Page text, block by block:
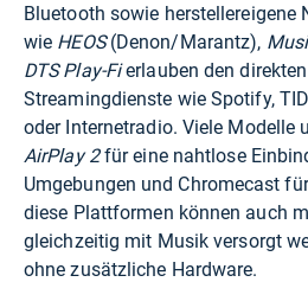
Bluetooth sowie herstellereigene
wie HEOS(Denon/Marantz),
DTS Play-Fierlauben den
Streamingdienste wie Spotify,
oder Internetradio. Viele Modelle
AirPlay 2für eine nahtlose
Umgebungen und Chromecast
diese Plattformen können auch
gleichzeitig mit Musik versorgt
ohne zusätzliche Hardware.